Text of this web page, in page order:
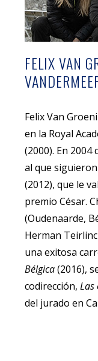
FELIX VAN
Felix Van
en la Royal
(2000). En
al que
(2012), que le
premio César.
(Oudenaarde,
Herman
una exitosa
Bélgica(2016),
codirección,Las
del jurado en